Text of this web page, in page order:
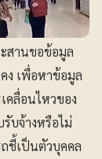
ะสานขอข้อมูล
ง เพื่อหาข้อมูล
คลื่อนไหวของ
บจ้างหรือไม่
ชี้เป็นตัวบุคคล